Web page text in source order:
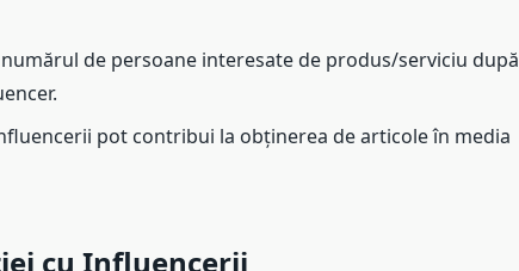
numărul de persoane interesate de produs/serviciu după
pot contribui la obținerea de articole în media
cu Influencerii